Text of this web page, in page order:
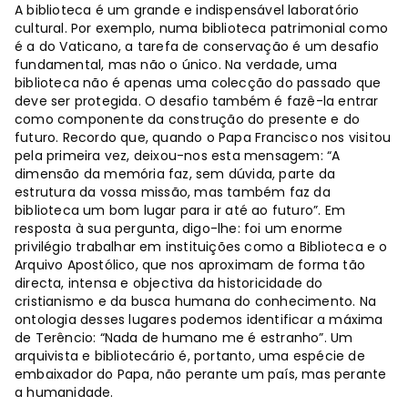
A biblioteca é um grande e indispensável laboratório
cultural. Por exemplo, numa biblioteca patrimonial como
é a do Vaticano, a tarefa de conservação é um desafio
fundamental, mas não o único. Na verdade, uma
biblioteca não é apenas uma colecção do passado que
deve ser protegida. O desafio também é fazê-la entrar
como componente da construção do presente e do
futuro. Recordo que, quando o Papa Francisco nos visitou
pela primeira vez, deixou-nos esta mensagem: “A
dimensão da memória faz, sem dúvida, parte da
estrutura da vossa missão, mas também faz da
biblioteca um bom lugar para ir até ao futuro”. Em
resposta à sua pergunta, digo-lhe: foi um enorme
privilégio trabalhar em instituições como a Biblioteca e o
Arquivo Apostólico, que nos aproximam de forma tão
directa, intensa e objectiva da historicidade do
cristianismo e da busca humana do conhecimento. Na
ontologia desses lugares podemos identificar a máxima
de Terêncio: “Nada de humano me é estranho”. Um
arquivista e bibliotecário é, portanto, uma espécie de
embaixador do Papa, não perante um país, mas perante
a humanidade.